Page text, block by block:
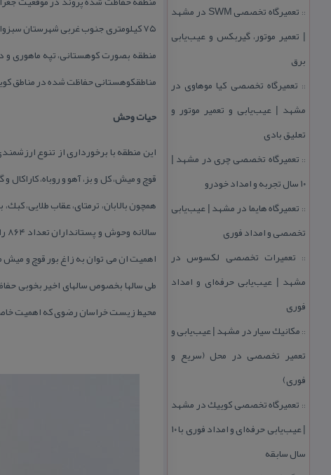
::
تعمیرگاه تخصصی SWM در مشهد
| تعمیر موتور، گیربكس و عیب‌یابی
برق
:: تعمیرگاه تخصصی كیا موهاوی در
مشهد | عیب‌یابی و تعمیر موتور و
تعلیق بادی
:: تعمیرگاه تخصصی چری در مشهد |
۱۰ سال تجربه و امداد خودرو
:: تعمیرگاه هایما در مشهد | عیب‌یابی
تخصصی و امداد فوری
:: تعمیرات تخصصی لكسوس در
مشهد | عیب‌یابی حرفه‌ای و امداد
فوری
:: مكانیك سیار در مشهد | عیب‌یابی و
تعمیر تخصصی در محل (سریع و
فوری)
:: تعمیرگاه تخصصی كوییك در مشهد
| عیب‌یابی حرفه‌ای و امداد فوری با ۱۰
سال سابقه
۷۵ كیلومتری جنوب غربی شهرستان
منطقه بصورت كوهستانی، تپه ماهوری
مناطقكوهستانی حفاظت شده در مناطق
حیات وحش
این منطقه با برخورداری از تنوع
قوچ و میش، كل و بز، آهو و روباه،
همچون بالابان، ترمتای، عقاب طلایی،
اهمیت ان می توان به زاغ بور قوچ و میش
طی سالها بخصوص سالهای اخیر بخوبی
محیط زیست خراسان رضوی كه اهمیت